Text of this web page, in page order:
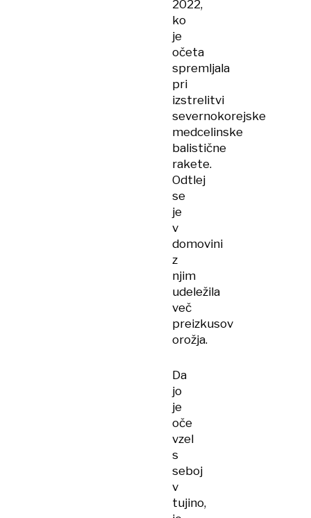
2022,
ko
je
očeta
spremljala
pri
izstrelitvi
severnokorejske
medcelinske
balistične
rakete.
Odtlej
se
je
v
domovini
z
njim
udeležila
več
preizkusov
orožja.
Da
jo
je
oče
vzel
s
seboj
v
tujino,